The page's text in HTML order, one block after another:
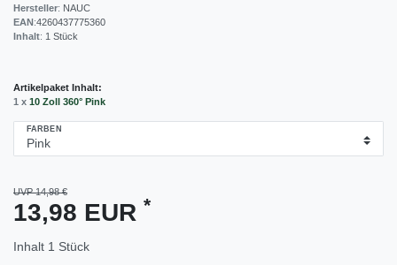
Hersteller: NAUC
EAN:4260437775360
Inhalt: 1 Stück
Artikelpaket Inhalt:
1 x 10 Zoll 360° Pink
FARBEN
UVP 14,98 €
13,98 EUR *
Inhalt 1 Stück